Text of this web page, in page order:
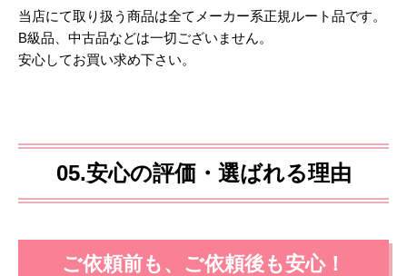
当店にて取り扱う商品は全てメーカー系正規ルート品です。
B級品、中古品などは一切ございません。
安心してお買い求め下さい。
05.安心の評価・選ばれる理由
ご依頼前も、ご依頼後も安心！